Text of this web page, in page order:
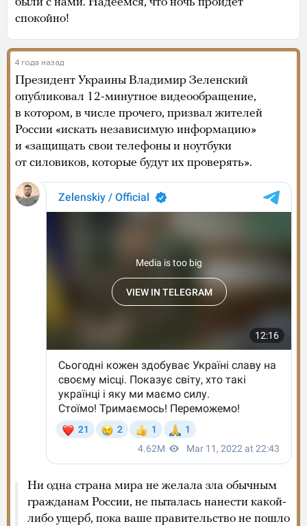
спокойно!
4 года назад
Президент Украины Владимир Зеленский
опубликовал 12-минутное видеообращение,
в котором, в числе прочего, призвал жителей
России «искать независимую информацию»
и «защищать свои телефоны и ноутбуки
от силовиков, которые будут их проверять».
Ни одна страна мира не желала зла обычным
гражданам России, не пыталась нанести какой-
либо ущерб, пока ваше правительство не пошло